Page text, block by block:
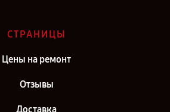
СТРАНИЦЫ
Цены на ремонт
Отзывы
Доставка